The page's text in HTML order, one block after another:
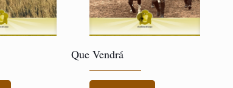
Que Vendrá